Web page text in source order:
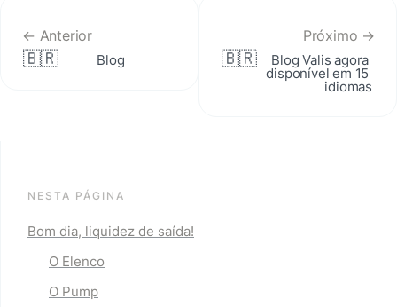
← Anterior
🇧🇷 Blog
Próximo →
🇧🇷 Blog Valis agora
disponível em 15
idiomas
NESTA PÁGINA
Bom dia, liquidez de saída!
O Elenco
O Pump